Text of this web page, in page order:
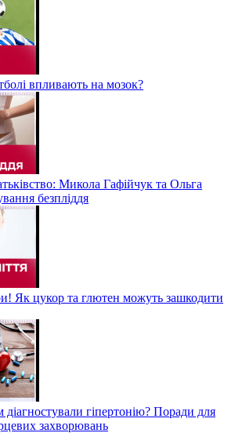
впливають на мозок?
Микола Гафійчук та Ольга
безпліддя
Як цукор та глютен можуть зашкодити
гіпертонію? Поради для
захворювань